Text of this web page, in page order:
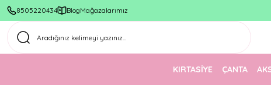
8505220434 BlogMağazalarımız
KIRTASİYE ÇANTA